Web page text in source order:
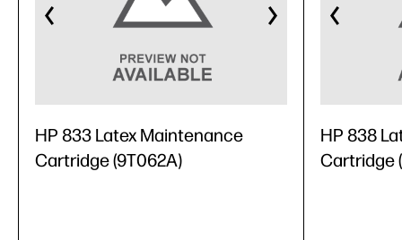
HP 833 Latex Maintenance
Cartridge (9T062A)
HP 838
Cartridge